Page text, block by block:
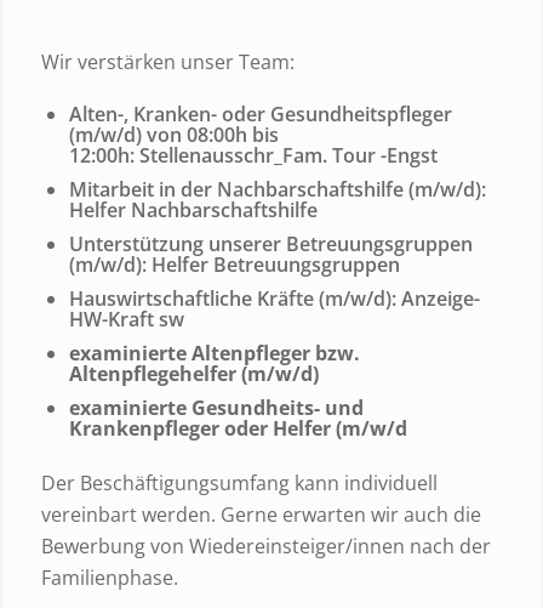
Wir verstärken unser Team:
Alten-, Kranken- oder Gesundheitspfleger
(m/w/d) von 08:00h bis
12:00h:Stellenausschr_Fam. Tour -Engst
Mitarbeit in der Nachbarschaftshilfe (m/w/d):
Helfer Nachbarschaftshilfe
Unterstützung unserer Betreuungsgruppen
(m/w/d): Helfer Betreuungsgruppen
Hauswirtschaftliche Kräfte (m/w/d):Anzeige-
HW-Kraft sw
examinierte Altenpfleger bzw.
Altenpflegehelfer (m/w/d)
examinierte Gesundheits- und
Krankenpfleger oder Helfer (m/w/d
Der Beschäftigungsumfang kann individuell
vereinbart werden. Gerne erwarten wir auch die
Bewerbung von Wiedereinsteiger/innen nach der
Familienphase.